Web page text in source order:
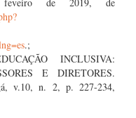
.;
INCLUSIVA:
E DIRETORES.
v.10, n. 2, p. 227-234,